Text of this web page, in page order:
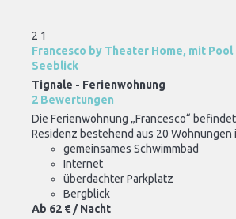
2 1
Francesco by Theater Home, mit
Seeblick
Tignale - Ferienwohnung
2 Bewertungen
Die Ferienwohnung „Francesco“
Residenz bestehend aus 20 Wohnungen
gemeinsames Schwimmbad
Internet
überdachter Parkplatz
Bergblick
Ab 62 € / Nacht